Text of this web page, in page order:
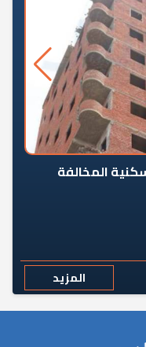
المخالفة
المزيد